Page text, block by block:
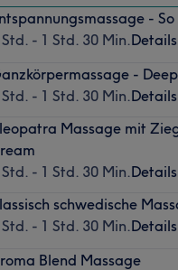
-
Std. - 1 Std. 30 Min.
-
Std. - 1 Std. 30 Min.
Massage mit
Std. - 1 Std. 30 Min.
schwedische
Std. - 1 Std. 30 Min.
Blend Massage